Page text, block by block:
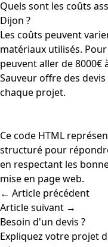
Quels sont les coûts
Dijon ?
Les coûts peuvent
matériaux utilisés.
peuvent aller de 8000€
Sauveur offre des
chaque projet.
Ce code HTML
structuré pour
en respectant les
mise en page web.
← Article précédent
Article suivant →
Besoin d'un devis ?
Expliquez votre projet